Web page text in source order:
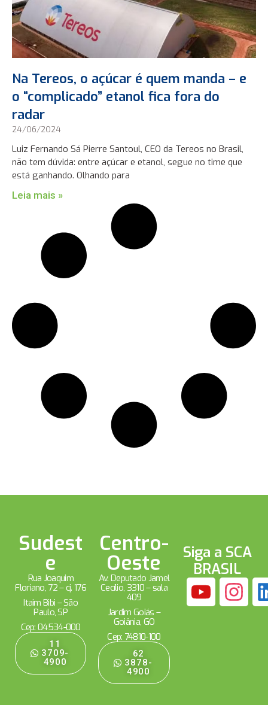
Na Tereos, o açúcar é quem manda – e
o “complicado” etanol fica fora do
radar
24/06/2024
Luiz Fernando Sá Pierre Santoul, CEO da Tereos no Brasil,
não tem dúvida: entre açúcar e etanol, segue no time que
está ganhando. Olhando para
Leia mais »
Sudest
e
Rua Joaquim
Floriano, 72 – cj. 176
Itaim Bibi – São
Paulo, SP
Cep: 04534-000
11
3709-
4900
Centro-
Oeste
Av. Deputado Jamel
Cecílio, 3310 – sala
409
Jardim Goiás –
Goiânia, GO
Cep: 74810-100
62
3878-
4900
Siga a SCA
BRASIL